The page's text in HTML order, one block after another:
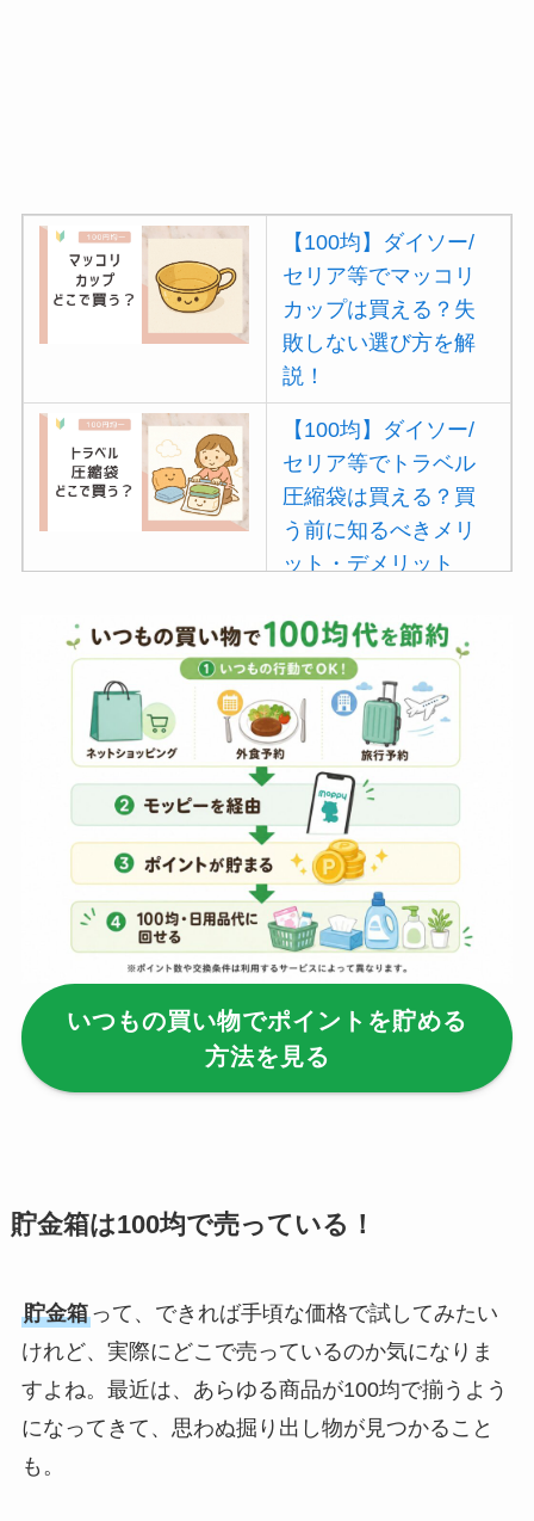
【100均】ダイソー/
セリア等でマッコリ
カップは買える？失
敗しない選び方を解
説！
【100均】ダイソー/
セリア等でトラベル
圧縮袋は買える？買
う前に知るべきメリ
ット・デメリット
【100均】ダイソー/
セリア等でポイズン
リムーバーは買え
る？使い方や選び方
を解説！
【100均】ダイソー/
セリア等でフロアラ
バーほうきは買え
る？選び方＆使い方
を徹底ガイド！
【100均】ダイソー/
セリア等でハンディ
ファンカバーは買え
【100均】ダイソー/
方とおすすめも紹
介！
【100均】ダイソー/
セリア等でスパイス
いつもの買い物でポイントを貯める
方法を見る
貯金箱は100均で売っている！
貯金箱って、できれば手頃な価格で試してみたい
けれど、実際にどこで売っているのか気になりま
すよね。最近は、あらゆる商品が100均で揃うよう
になってきて、思わぬ掘り出し物が見つかること
も。